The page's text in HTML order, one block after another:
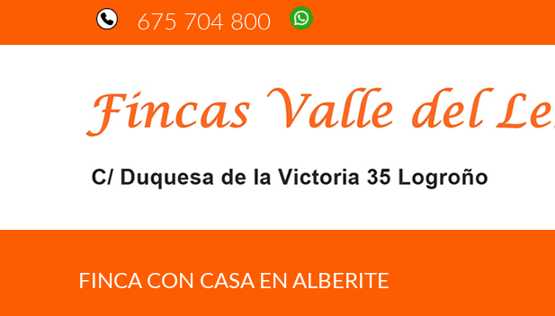
675 704 800
FINCA CON CASA EN ALBERITE